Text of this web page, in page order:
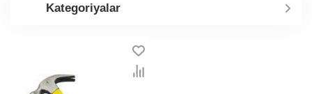
Kategoriyalar